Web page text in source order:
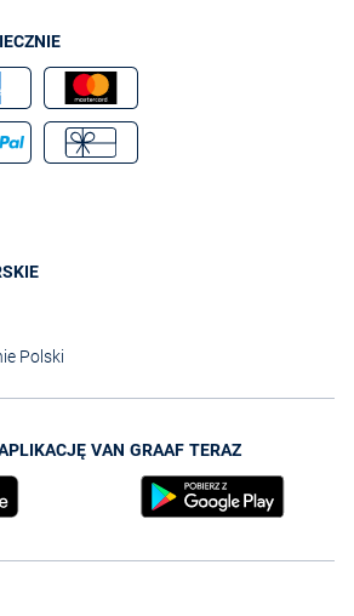
Polski
VAN GRAAF TERAZ